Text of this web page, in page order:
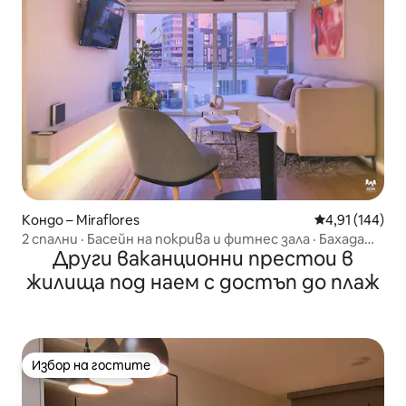
Кондо – Miraflores Средна
4,91 (144)
2 спални · Басейн на покрива и фитнес зала · Бахада
Балта – Мирафлорес
Други ваканционни престои в
жилища под наем с достъп до плаж
Избор на гостите
Избор на гостите